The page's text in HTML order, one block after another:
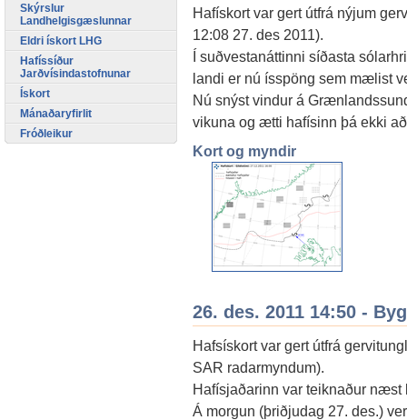
Hafískort var gert útfrá nýjum
12:08 27. des 2011).
Í suðvestanáttinni síðasta
landi er nú ísspöng sem mælist
Nú snýst vindur á
vikuna og ætti hafísinn þá ekki
Kort og myndir
26. des. 2011 14:50 -
Hafsískort var gert útfrá
SAR radarmyndum).
Hafísjaðarinn var teiknaður næst
Á morgun (þriðjudag 27. des.)
Skýrslur
Landhelgisgæslunnar
Eldri ískort LHG
Hafíssíður
Jarðvísindastofnunar
Ískort
Mánaðaryfirlit
Fróðleikur